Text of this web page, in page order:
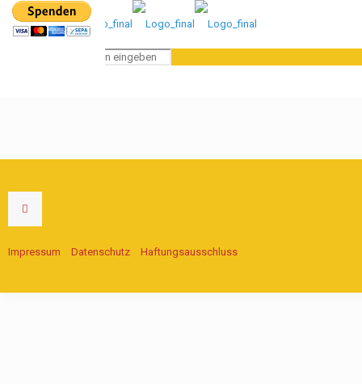
Impressum Datenschutz Haftungsausschluss